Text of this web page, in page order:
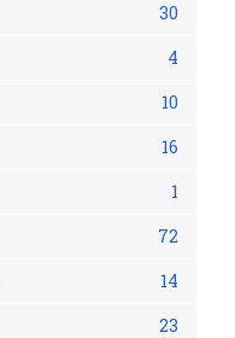
30
4
10
16
1
72
14
23